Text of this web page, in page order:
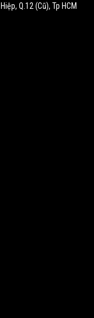
Q.12 (Cũ), Tp HCM